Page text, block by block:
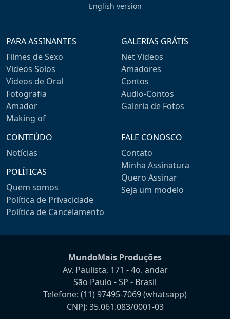
English version
PARA ASSINANTES
Filmes de Sexo
Videos Solos
Videos de Oral
Fotografia
Amador
Making of
GALERIAS GRÁTIS
Net Videos
Amadores
Contos
Audio-Contos
Galeria de Fotos
CONTEÚDO
Notícias
POLÍTICAS
Quem somos
Política de Privacidade
Política de Cancelamento
FALE CONOSCO
Contato
Minha Assinatura
Quero Assinar
Seja um modelo
MundoMais Produções
Av. Paulista, 171 - 4o. andar
São Paulo - SP - Brasil
Telefone: (11) 97495-7069(whatsapp)
CNPJ: 35.061.083/0001-03